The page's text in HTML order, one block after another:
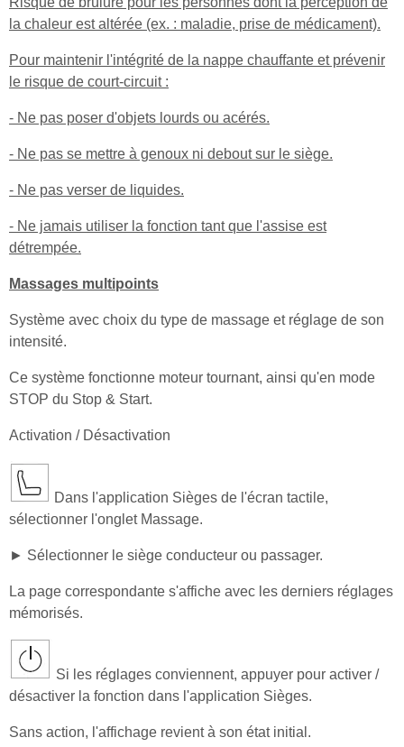
la chaleur est altérée (ex. : maladie, prise de médicament).
Pour maintenir l'intégrité de la nappe chauffante et prévenir
le risque de court-circuit :
- Ne pas poser d'objets lourds ou acérés.
- Ne pas se mettre à genoux ni debout sur le siège.
- Ne pas verser de liquides.
- Ne jamais utiliser la fonction tant que l'assise est
détrempée.
Massages multipoints
Système avec choix du type de massage et réglage de son
intensité.
Ce système fonctionne moteur tournant, ainsi qu'en mode
STOP du Stop & Start.
Activation / Désactivation
Dans l'application Sièges de l'écran tactile,
sélectionner l'onglet Massage.
► Sélectionner le siège conducteur ou passager.
La page correspondante s'affiche avec les derniers réglages
mémorisés.
Si les réglages conviennent, appuyer pour activer /
désactiver la fonction dans l'application Sièges.
Sans action, l'affichage revient à son état initial.